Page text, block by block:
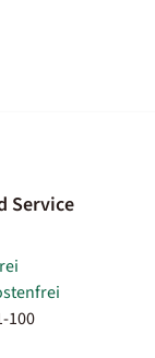
Service
100